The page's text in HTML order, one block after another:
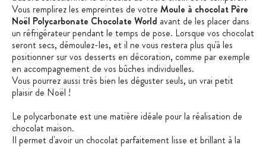
Vous remplirez les empreintes de votre Moule à chocolat Père
Noël Polycarbonate Chocolate World avant de les placer dans
un réfrigérateur pendant le temps de pose. Lorsque vos chocolat
seront secs, démoulez-les, et il ne vous restera plus qu'à les
positionner sur vos desserts en décoration, comme par exemple
en accompagnement de vos bûches individuelles.
Vous pourrez aussi très bien les déguster seuls, un vrai petit
plaisir de Noël !
Le polycarbonate est une matière idéale pour la réalisation de
chocolat maison.
Il permet d'avoir un chocolat parfaitement lisse et brillant à la